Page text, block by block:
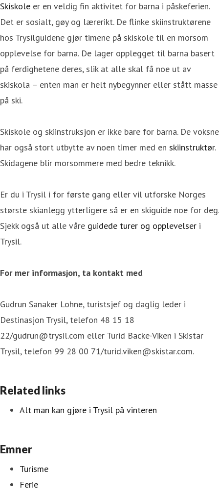
Skiskole er en veldig fin aktivitet for barna i påskeferien.
Det er sosialt, gøy og lærerikt. De flinke skiinstruktørene
hos Trysilguidene gjør timene på skiskole til en morsom
opplevelse for barna. De lager opplegget til barna basert
på ferdighetene deres, slik at alle skal få noe ut av
skiskola – enten man er helt nybegynner eller stått masse
på ski.
Skiskole og skiinstruksjon er ikke bare for barna. De voksne
har også stort utbytte av noen timer med en skiinstruktør.
Skidagene blir morsommere med bedre teknikk.
Er du i Trysil i for første gang eller vil utforske Norges
største skianlegg ytterligere så er en skiguide noe for deg.
Sjekk også ut alle våre guidede turer og opplevelser i
Trysil.
For mer informasjon, ta kontakt med
Gudrun Sanaker Lohne, turistsjef og daglig leder i
Destinasjon Trysil, telefon 48 15 18
22/gudrun@trysil.com eller Turid Backe-Viken i Skistar
Trysil, telefon 99 28 00 71/turid.viken@skistar.com.
Related links
Alt man kan gjøre i Trysil på vinteren
Emner
Turisme
Ferie